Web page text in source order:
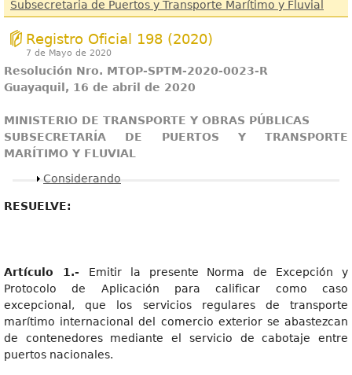
Subsecretaria de Puertos y Transporte Marítimo y Fluvial
Registro Oficial 198 (2020)
7 de Mayo de 2020
Resolución Nro. MTOP-SPTM-2020-0023-R
Guayaquil, 16 de abril de 2020
MINISTERIO DE TRANSPORTE Y OBRAS PÚBLICAS
SUBSECRETARÍA DE PUERTOS Y TRANSPORTE
MARÍTIMO Y FLUVIAL
Mostrar
Considerando
RESUELVE:
Artículo 1.- Emitir la presente Norma de Excepción y
Protocolo de Aplicación para calificar como caso
excepcional, que los servicios regulares de transporte
marítimo internacional del comercio exterior se abastezcan
de contenedores mediante el servicio de cabotaje entre
puertos nacionales.